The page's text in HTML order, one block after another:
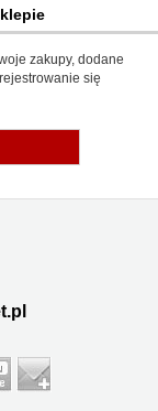
zakupy, dodane
się